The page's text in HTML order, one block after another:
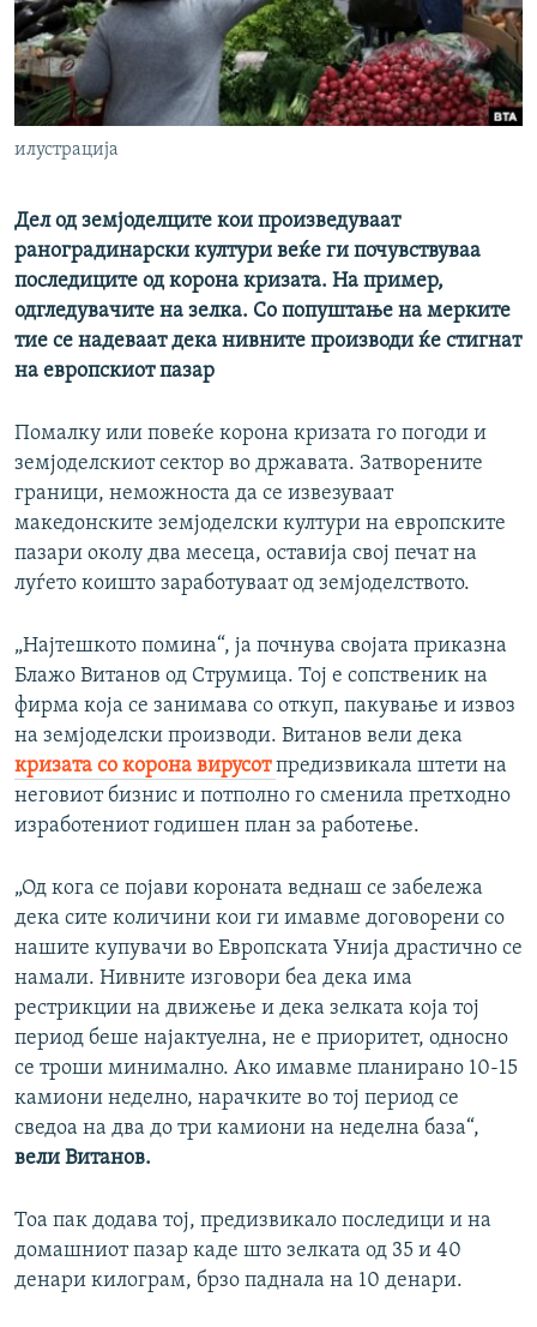
РСЕ веб страници
илустрација
Дел од земјоделците кои произведуваат
раноградинарски култури веќе ги почувствуваа
последиците од корона кризата. На пример,
одгледувачите на зелка. Со попуштање на мерките
тие се надеваат дека нивните производи ќе стигнат
на европскиот пазар
Помалку или повеќе корона кризата го погоди и
земјоделскиот сектор во државата. Затворените
граници, неможноста да се извезуваат
македонските земјоделски култури на европските
пазари околу два месеца, оставија свој печат на
луѓето коишто заработуваат од земјоделството.
„Најтешкото помина“, ја почнува својата приказна
Блажо Витанов од Струмица. Тој е сопственик на
фирма која се занимава со откуп, пакување и извоз
на земјоделски производи. Витанов вели дека
кризата со корона вирусотпредизвикала штети на
неговиот бизнис и потполно го сменила претходно
изработениот годишен план за работење.
„Од кога се појави короната веднаш се забележа
дека сите количини кои ги имавме договорени со
нашите купувачи во Европската Унија драстично се
намали. Нивните изговори беа дека има
рестрикции на движење и дека зелката која тој
период беше најактуелна, не е приоритет, односно
се троши минимално. Ако имавме планирано 10-15
камиони неделно, нарачките во тој период се
сведоа на два до три камиони на неделна база“,
вели Витанов.
Тоа пак додава тој, предизвикало последици и на
домашниот пазар каде што зелката од 35 и 40
денари килограм, брзо паднала на 10 денари.